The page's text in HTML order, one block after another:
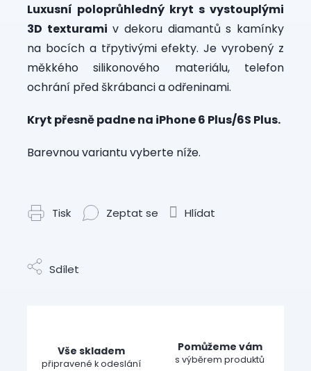
Luxusní poloprůhledný kryt s vystouplými
3D texturami v dekoru diamantů s kamínky
na bocích a třpytivými efekty. Je vyrobený z
měkkého silikonového materiálu, telefon
ochrání před škrábanci a odřeninami.
Kryt přesně padne na iPhone 6 Plus/6S Plus.
Barevnou variantu vyberte níže.
Tisk Zeptat se Hlídat
Sdílet
Vše skladem
připravené k odeslání
Pomůžeme vám
s výběrem produktů